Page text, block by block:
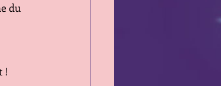
du
!